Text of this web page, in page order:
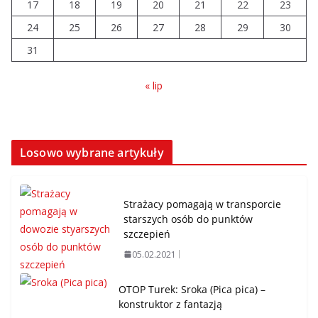
17 18 19 20 21 22
23
24
25 26 27 28 29
30
31
« lip
Losowo wybrane artykuły
Strażacy pomagają w transporcie
starszych osób do punktów
szczepień
05.02.2021
OTOP Turek: Sroka (Pica pica) –
konstruktor z fantazją